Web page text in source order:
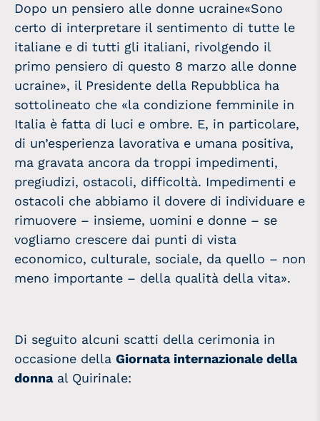
Dopo un pensiero alle donne ucraine«Sono
certo di interpretare il sentimento di tutte le
italiane e di tutti gli italiani, rivolgendo il
primo pensiero di questo 8 marzo alle donne
ucraine», il Presidente della Repubblica ha
sottolineato che «la condizione femminile in
Italia è fatta di luci e ombre. E, in particolare,
di un’esperienza lavorativa e umana positiva,
ma gravata ancora da troppi impedimenti,
pregiudizi, ostacoli, difficoltà. Impedimenti e
ostacoli che abbiamo il dovere di individuare e
rimuovere – insieme, uomini e donne – se
vogliamo crescere dai punti di vista
economico, culturale, sociale, da quello – non
meno importante – della qualità della vita».
Di seguito alcuni scatti della cerimonia in
occasione della Giornata internazionale della
donnaal Quirinale: